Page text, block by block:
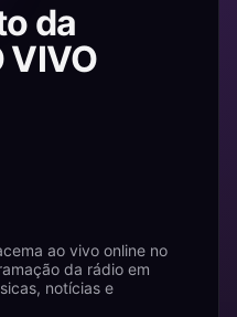
da
VIVO
ao vivo online no
da rádio em
notícias e